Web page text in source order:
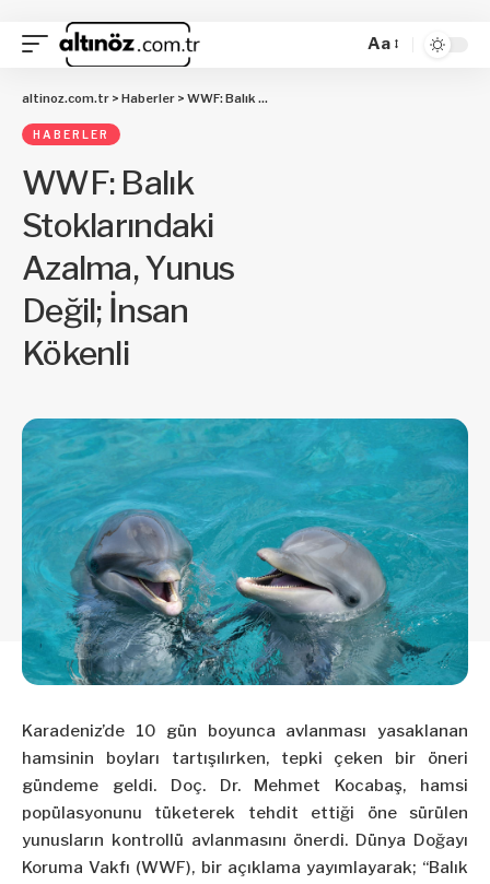
Aa
altinoz.com.tr > Haberler > WWF: Balık Stoklarındaki Azalma, Yunus Değil; İnsan Kökenli
HABERLER
WWF: Balık
Stoklarındaki
Azalma, Yunus
Değil; İnsan
Kökenli
Karadeniz’de 10 gün boyunca avlanması yasaklanan
hamsinin boyları tartışılırken, tepki çeken bir öneri
gündeme geldi. Doç. Dr. Mehmet Kocabaş, hamsi
popülasyonunu tüketerek tehdit ettiği öne sürülen
yunusların kontrollü avlanmasını önerdi. Dünya Doğayı
Koruma Vakfı (WWF), bir açıklama yayımlayarak; “Balık